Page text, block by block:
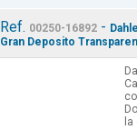
Ref. 00250-16892-
Gran Deposito